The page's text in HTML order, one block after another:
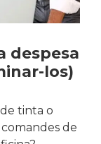
despesa
los)
tinta o
de